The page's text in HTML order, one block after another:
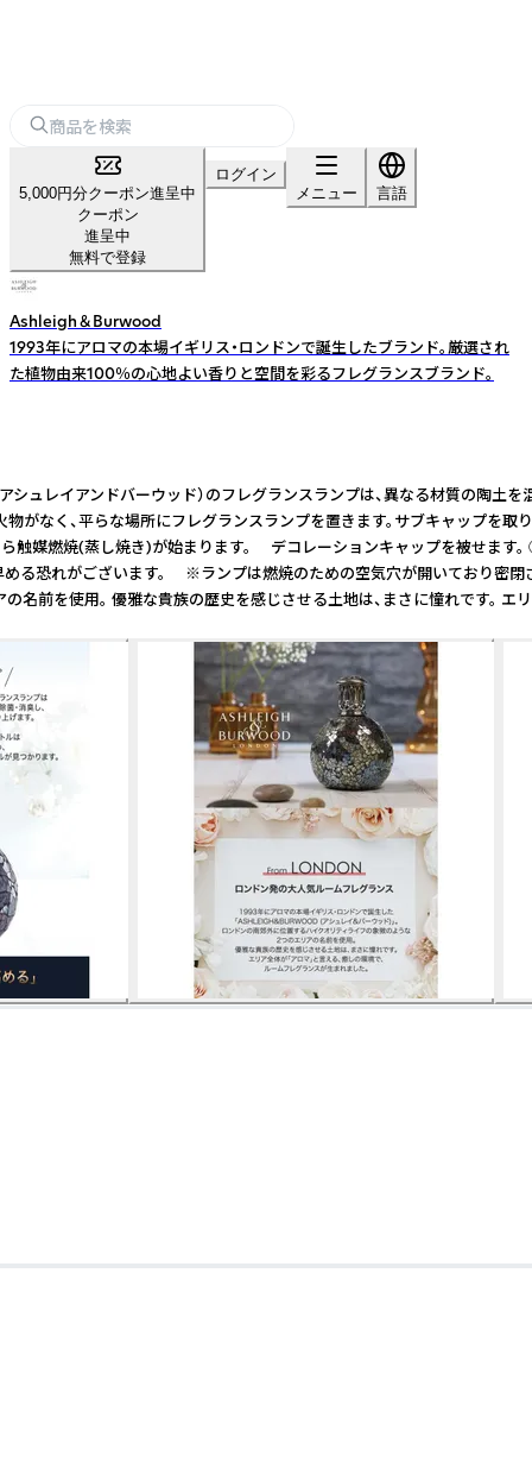
5,000円分クーポン進呈中
クーポン
進呈中
無料で登録
ログイン
メニュー
言語
Ashleigh＆Burwood
1993年にアロマの本場イギリス・ロンドンで誕生したブランド。厳選され
た植物由来100％の心地よい香りと空間を彩るフレグランスブランド。
ンドバーウッド）のフレグランスランプは、異なる材質の陶土
く、平らな場所にフレグランスランプを置きます。サブキャ
焼(蒸し焼き)が始まります。 デコレーションキャップを被せま
る恐れがございます。 ※ランプは燃焼のための空気穴が開いて
使用。 優雅な貴族の歴史を感じさせる土地は、まさに憧れです